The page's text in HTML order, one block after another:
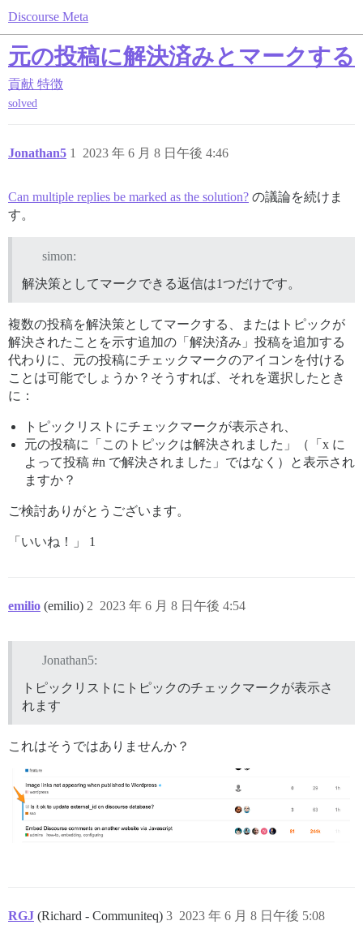
Discourse Meta
元の投稿に解決済みとマークする
貢献 特徴
solved
Jonathan5 2023 年 6 月 8 日午後 4:46
1
Can multiple replies be marked as the solution? の議論を続けま
す。
simon:
解決策としてマークできる返信は1つだけです。
複数の投稿を解決策としてマークする、またはトピックが
解決されたことを示す追加の「解決済み」投稿を追加する
代わりに、元の投稿にチェックマークのアイコンを付ける
ことは可能でしょうか？そうすれば、それを選択したとき
に：
トピックリストにチェックマークが表示され、
元の投稿に「このトピックは解決されました」（「x に
よって投稿 #n で解決されました」ではなく）と表示され
ますか？
ご検討ありがとうございます。
「いいね！」 1
emilio (emilio) 2023 年 6 月 8 日午後 4:54
2
Jonathan5:
トピックリストにトピックのチェックマークが表示さ
れます
これはそうではありませんか？
RGJ (Richard - Communiteq) 2023 年 6 月 8 日午後 5:08
3